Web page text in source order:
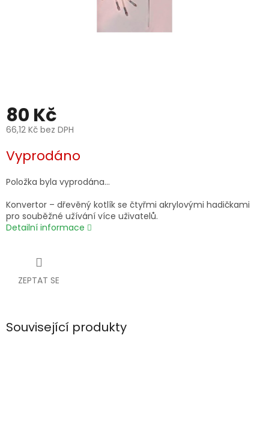
80 Kč
66,12 Kč bez DPH
cena:
Vyprodáno
Položka byla vyprodána…
Konvertor – dřevěný kotlík se čtyřmi akrylovými hadičkami
pro souběžné užívání více uživatelů.
Detailní informace
ZEPTAT SE
Související produkty